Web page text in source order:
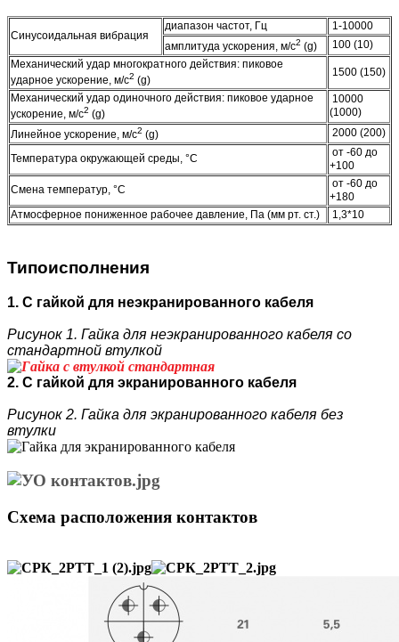
Синусоидальная вибрация
диапазон частот, Гц
1-10000
амплитуда ускорения, м/с2 (g)
100 (10)
Механический удар многократного действия: пиковое
ударное ускорение, м/с2 (g)
1500 (150)
Механический удар одиночного действия: пиковое ударное
ускорение, м/с2 (g)
10000
(1000)
Линейное ускорение, м/с2 (g) 2000 (200)
Температура окружающей среды, °C
от -60 до
+100
Смена температур, °C
от -60 до
+180
Атмосферное пониженное рабочее давление, Па (мм рт. ст.)
1,3*10
Типоисполнения
1. С гайкой для неэкранированного кабеля
Рисунок 1. Гайка для неэкранированного кабеля со
стандартной втулкой
2. С гайкой для экранированного кабеля
Рисунок 2. Гайка для экранированного кабеля без
втулки
Схема расположения контактов